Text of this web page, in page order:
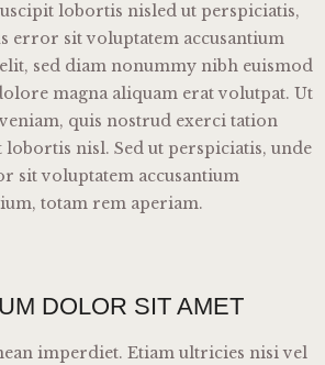
lobortis nisled ut perspiciatis,
error sit voluptatem accusantium
sed diam nonummy nibh euismod
magna aliquam erat volutpat. Ut
quis nostrud exerci tation
nisl. Sed ut perspiciatis, unde
sit voluptatem accusantium
totam rem aperiam.
DOLOR SIT AMET
imperdiet. Etiam ultricies nisi vel